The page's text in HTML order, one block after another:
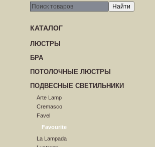
КАТАЛОГ
ЛЮСТРЫ
БРА
ПОТОЛОЧНЫЕ ЛЮСТРЫ
ПОДВЕСНЫЕ СВЕТИЛЬНИКИ
Arte Lamp
Cremasco
Favel
Favourite
La Lampada